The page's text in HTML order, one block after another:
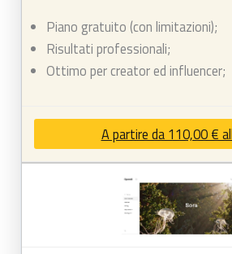
Piano gratuito (con limitazioni);
Risultati professionali;
Ottimo per creator ed influencer;
A partire da 110,00 €